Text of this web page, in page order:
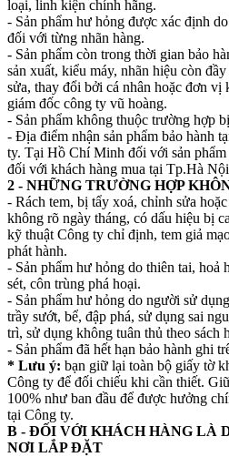
loại, linh kiện chính hãng.
- Sản phẩm hư hỏng được xác định
đối với từng nhãn hàng.
- Sản phẩm còn trong thời gian bảo
sản xuất, kiểu máy, nhãn hiệu còn
sửa, thay đổi bởi cá nhân hoặc đơn vị
giám đốc công ty vũ hoàng.
- Sản phẩm không thuộc trường hợp
- Địa điểm nhận sản phẩm bảo hành
ty. Tại Hồ Chí Minh đối với sản
đối với khách hàng mua tại Tp.Hà Nội
2 - NHỮNG TRƯỜNG HỢP
- Rách tem, bị tẩy xoá, chỉnh sửa
không rõ ngày tháng, có dấu hiệu bị
kỹ thuật Công ty chỉ định, tem giả
phát hành.
- Sản phẩm hư hỏng do thiên tai, hoả
sét, côn trùng phá hoại.
- Sản phẩm hư hỏng do người sử
trầy sướt, bể, đập phá, sử dụng sai
trì, sử dụng không tuân thủ theo sách
- Sản phẩm đã hết hạn bảo hành ghi
* Lưu ý: bạn giữ lại toàn bộ giấy tờ
Công ty để đối chiếu khi cần thiết.
100% như ban đầu để được hưởng
tại Công ty.
B - ĐỐI VỚI KHÁCH HÀNG LÀ
NƠI LẮP ĐẶT